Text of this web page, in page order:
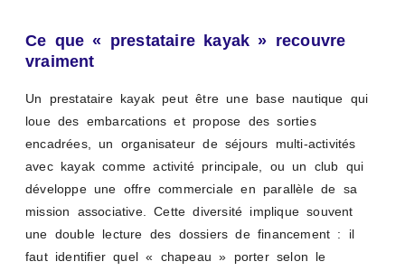
Ce que « prestataire kayak » recouvre
vraiment
Un prestataire kayak peut être une base nautique qui
loue des embarcations et propose des sorties
encadrées, un organisateur de séjours multi-activités
avec kayak comme activité principale, ou un club qui
développe une offre commerciale en parallèle de sa
mission associative. Cette diversité implique souvent
une double lecture des dossiers de financement : il
faut identifier quel « chapeau » porter selon le